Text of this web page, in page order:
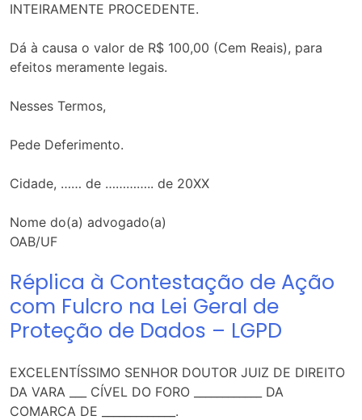
INTEIRAMENTE PROCEDENTE.
Dá à causa o valor de R$ 100,00 (Cem Reais), para
efeitos meramente legais.
Nesses Termos,
Pede Deferimento.
Cidade, …… de ………….. de 20XX
Nome do(a) advogado(a)
OAB/UF
Réplica à Contestação de Ação
com Fulcro na Lei Geral de
Proteção de Dados – LGPD
EXCELENTÍSSIMO SENHOR DOUTOR JUIZ DE DIREITO
DA VARA ___ CÍVEL DO FORO ____________ DA
COMARCA DE _____________.